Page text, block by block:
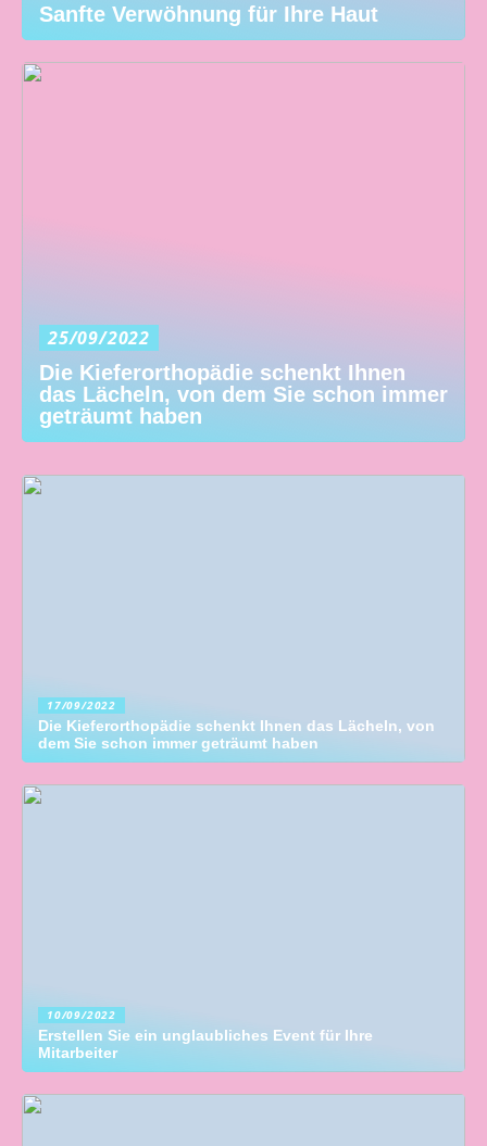
Sanfte Verwöhnung für Ihre Haut
25/09/2022
Die Kieferorthopädie schenkt Ihnen
das Lächeln, von dem Sie schon immer
geträumt haben
17/09/2022
Die Kieferorthopädie schenkt Ihnen das Lächeln, von
dem Sie schon immer geträumt haben
10/09/2022
Erstellen Sie ein unglaubliches Event für Ihre
Mitarbeiter